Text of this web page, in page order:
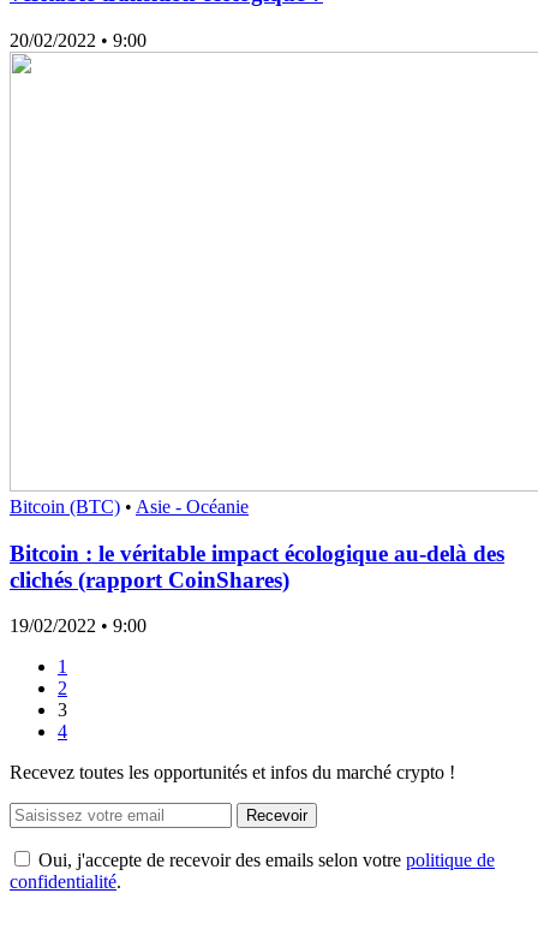
20/02/2022 • 9:00
Bitcoin (BTC) • Asie - Océanie
Bitcoin : le véritable impact écologique au-delà des
clichés (rapport CoinShares)
19/02/2022 • 9:00
1
2
3
4
Recevez toutes les opportunités et infos du marché crypto !
Recevoir
Oui, j'accepte de recevoir des emails selon votre politique de
confidentialité.